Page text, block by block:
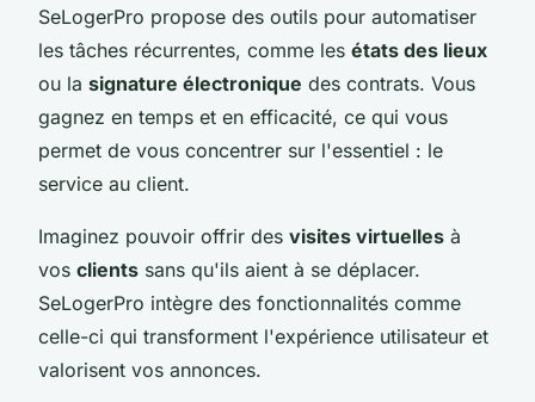
SeLogerPro propose des outils pour automatiser
les tâches récurrentes, comme les états des lieux
ou la signature électronique des contrats. Vous
gagnez en temps et en efficacité, ce qui vous
permet de vous concentrer sur l'essentiel : le
service au client.
Imaginez pouvoir offrir des visites virtuelles à
vos clients sans qu'ils aient à se déplacer.
SeLogerPro intègre des fonctionnalités comme
celle-ci qui transforment l'expérience utilisateur et
valorisent vos annonces.